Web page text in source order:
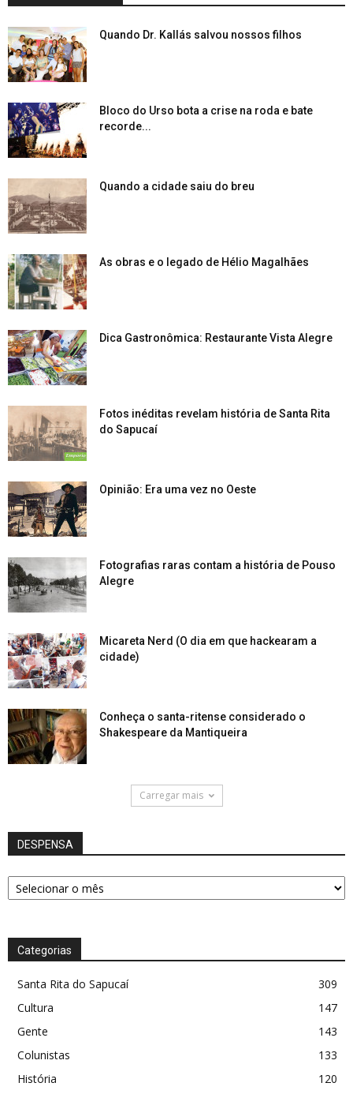
Quando Dr. Kallás salvou nossos filhos
Bloco do Urso bota a crise na roda e bate
recorde...
Quando a cidade saiu do breu
As obras e o legado de Hélio Magalhães
Dica Gastronômica: Restaurante Vista Alegre
Fotos inéditas revelam história de Santa Rita
do Sapucaí
Opinião: Era uma vez no Oeste
Fotografias raras contam a história de Pouso
Alegre
Micareta Nerd (O dia em que hackearam a
cidade)
Conheça o santa-ritense considerado o
Shakespeare da Mantiqueira
Carregar mais
DESPENSA
DESPENSA
Categorias
Santa Rita do Sapucaí
309
Cultura
147
Gente
143
Colunistas
133
História
120